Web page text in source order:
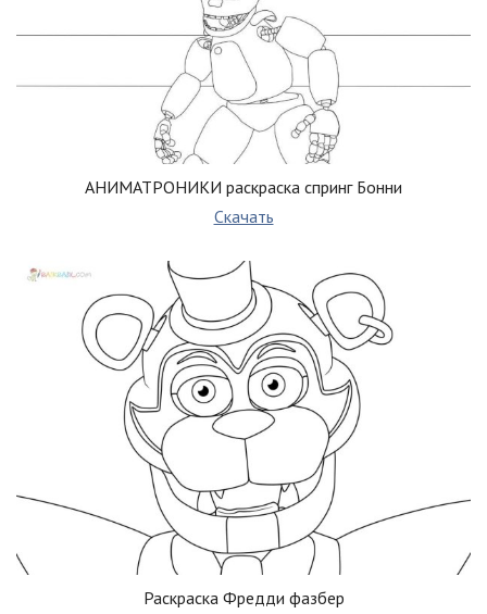
АНИМАТРОНИКИ раскраска спринг Бонни
Скачать
Раскраска Фредди фазбер